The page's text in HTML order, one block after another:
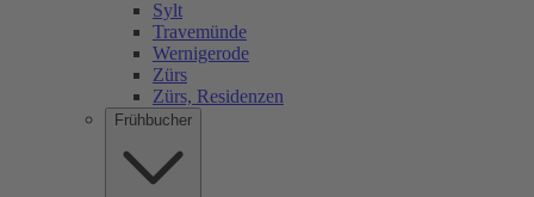
Sylt
Travemünde
Wernigerode
Zürs
Zürs, Residenzen
Frühbucher